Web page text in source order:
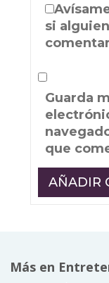
si
Guarda
que
Más en